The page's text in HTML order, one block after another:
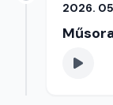
2026.